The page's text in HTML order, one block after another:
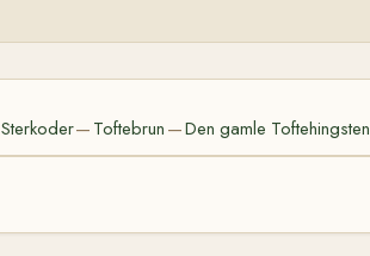
Sterkoder— Toftebrun —Den gamle Toftehingsten